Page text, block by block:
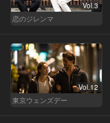
Vol.3
恋のジレンマ
Vol.12
東京ウェンズデー